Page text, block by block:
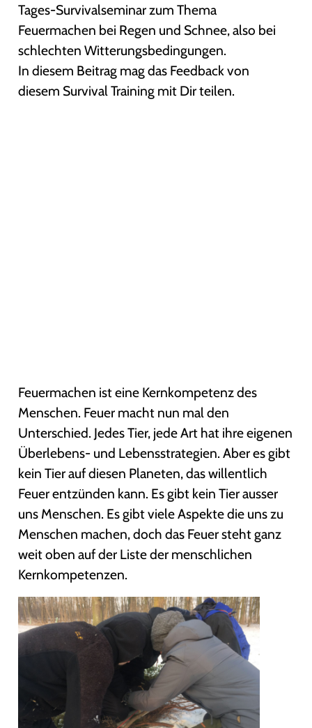
Tages-Survivalseminar zum Thema
Feuermachen bei Regen und Schnee, also bei
schlechten Witterungsbedingungen.
In diesem Beitrag mag das Feedback von
diesem Survival Training mit Dir teilen.
Feuermachen ist eine Kernkompetenz des
Menschen. Feuer macht nun mal den
Unterschied. Jedes Tier, jede Art hat ihre eigenen
Überlebens- und Lebensstrategien. Aber es gibt
kein Tier auf diesen Planeten, das willentlich
Feuer entzünden kann. Es gibt kein Tier ausser
uns Menschen. Es gibt viele Aspekte die uns zu
Menschen machen, doch das Feuer steht ganz
weit oben auf der Liste der menschlichen
Kernkompetenzen.